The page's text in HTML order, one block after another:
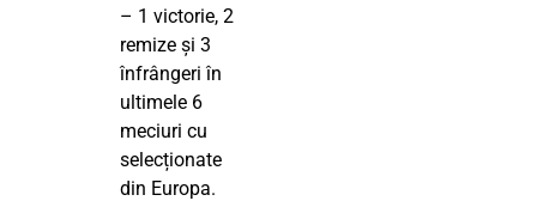
– 1 victorie, 2
remize și 3
înfrângeri în
ultimele 6
meciuri cu
selecționate
din Europa.